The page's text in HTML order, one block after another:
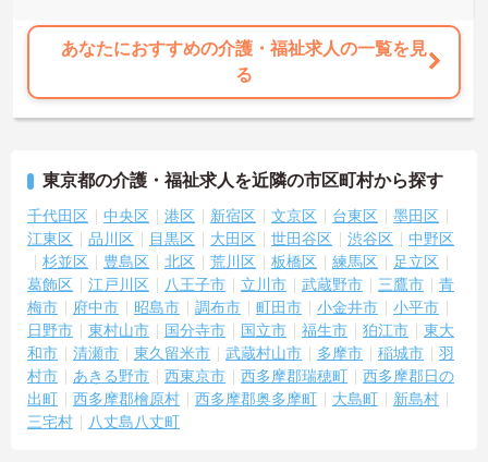
あなたにおすすめの介護・福祉求人の一覧を見
る
東京都の介護・福祉求人を近隣の市区町村から探す
千代田区 中央区 港区 新宿区 文京区 台東区
墨田区
江東区
品川区 目黒区 大田区 世田谷区 渋谷区
中野区
杉並区
豊島区 北区 荒川区 板橋区 練馬区
足立区
葛飾区
江戸川区 八王子市 立川市 武蔵野市 三鷹市
青
梅市
府中市 昭島市 調布市 町田市 小金井市
小平市
日野市
東村山市 国分寺市 国立市 福生市 狛江市
東大
和市
清瀬市 東久留米市 武蔵村山市 多摩市 稲城市
羽
村市
あきる野市 西東京市 西多摩郡瑞穂町
西多摩郡日の
出町
西多摩郡檜原村 西多摩郡奥多摩町 大島町
新島村
三宅村
八丈島八丈町